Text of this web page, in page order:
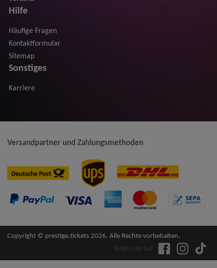
Hilfe
Häufige Fragen
Kontaktformular
Sitemap
Sonstiges
Karriere
Versandpartner und Zahlungsmethoden
Copyright © prestige.tickets 2026. Alle Rechte vorbehalten.
Folge uns auf